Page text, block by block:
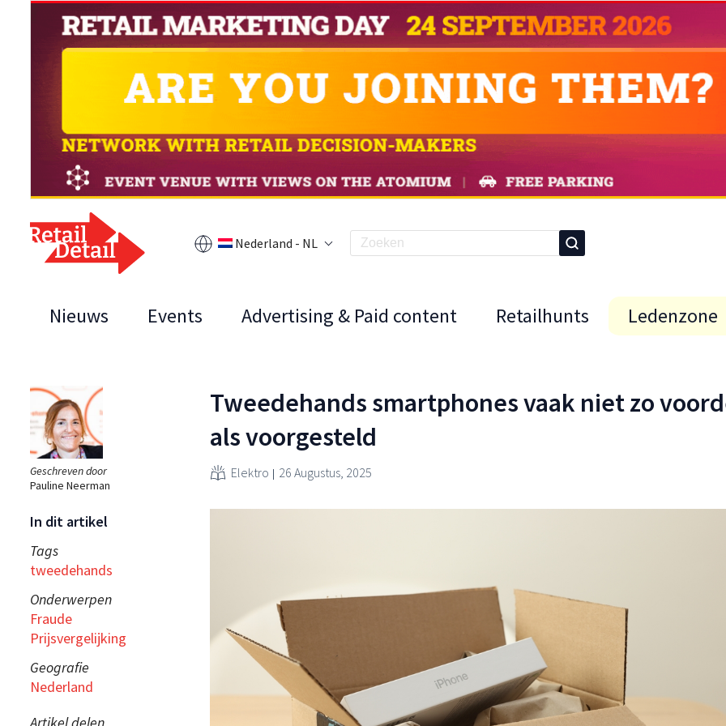
Nederland - NL
Nieuws Events Advertising & Paid content Retailhunts Ledenzone
Geschreven door
Pauline Neerman
In dit artikel
Tags
tweedehands
Onderwerpen
Fraude
Prijsvergelijking
Geografie
Nederland
Tweedehands smartphones vaak niet zo
als voorgesteld
Elektro 26 Augustus, 2025